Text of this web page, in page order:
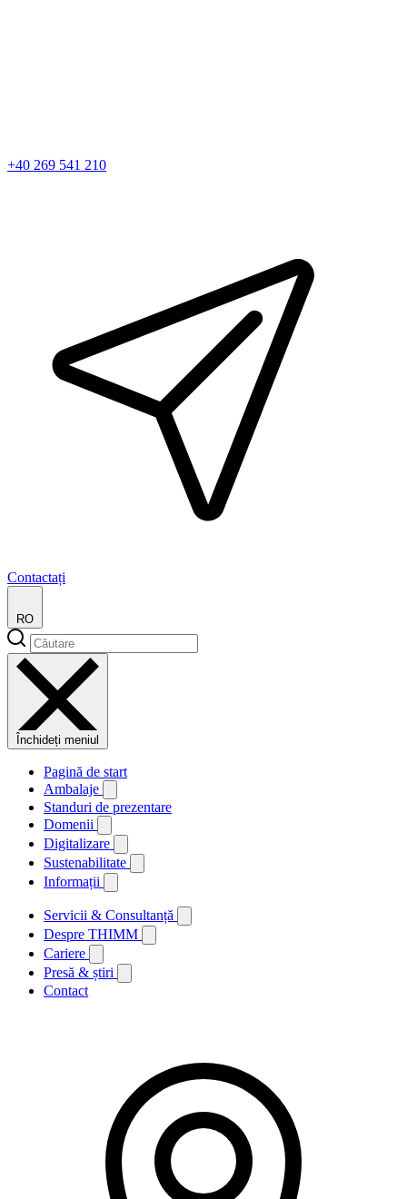
+40 269 541 210
Contactați
RO
Închideți meniul
Pagină de start
Ambalaje
Standuri de prezentare
Domenii
Digitalizare
Sustenabilitate
Informații
Servicii & Consultanță
Despre THIMM
Cariere
Presă & știri
Contact